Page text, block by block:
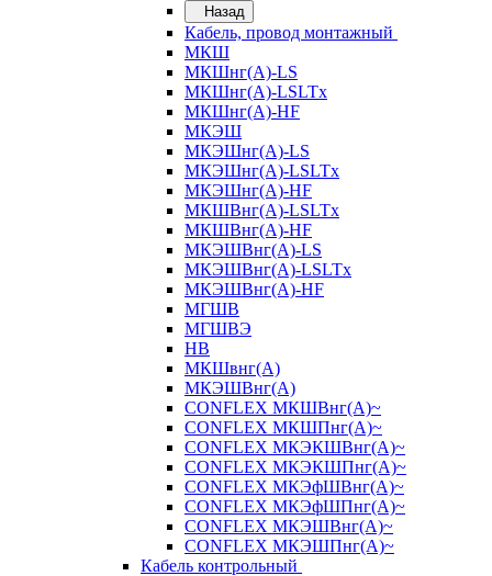
Назад
Кабель, провод монтажный
МКШ
МКШнг(А)-LS
МКШнг(А)-LSLTx
МКШнг(А)-HF
МКЭШ
МКЭШнг(А)-LS
МКЭШнг(А)-LSLTx
МКЭШнг(А)-HF
МКШВнг(A)-LSLTx
МКШВнг(А)-HF
МКЭШВнг(А)-LS
МКЭШВнг(A)-LSLTx
МКЭШВнг(А)-HF
МГШВ
МГШВЭ
НВ
МКШвнг(А)
МКЭШВнг(А)
CONFLEX МКШВнг(А)~
CONFLEX МКШПнг(А)~
CONFLEX МКЭКШВнг(А)~
CONFLEX МКЭКШПнг(А)~
CONFLEX МКЭфШВнг(А)~
CONFLEX МКЭфШПнг(А)~
CONFLEX МКЭШВнг(А)~
CONFLEX МКЭШПнг(А)~
Кабель контрольный